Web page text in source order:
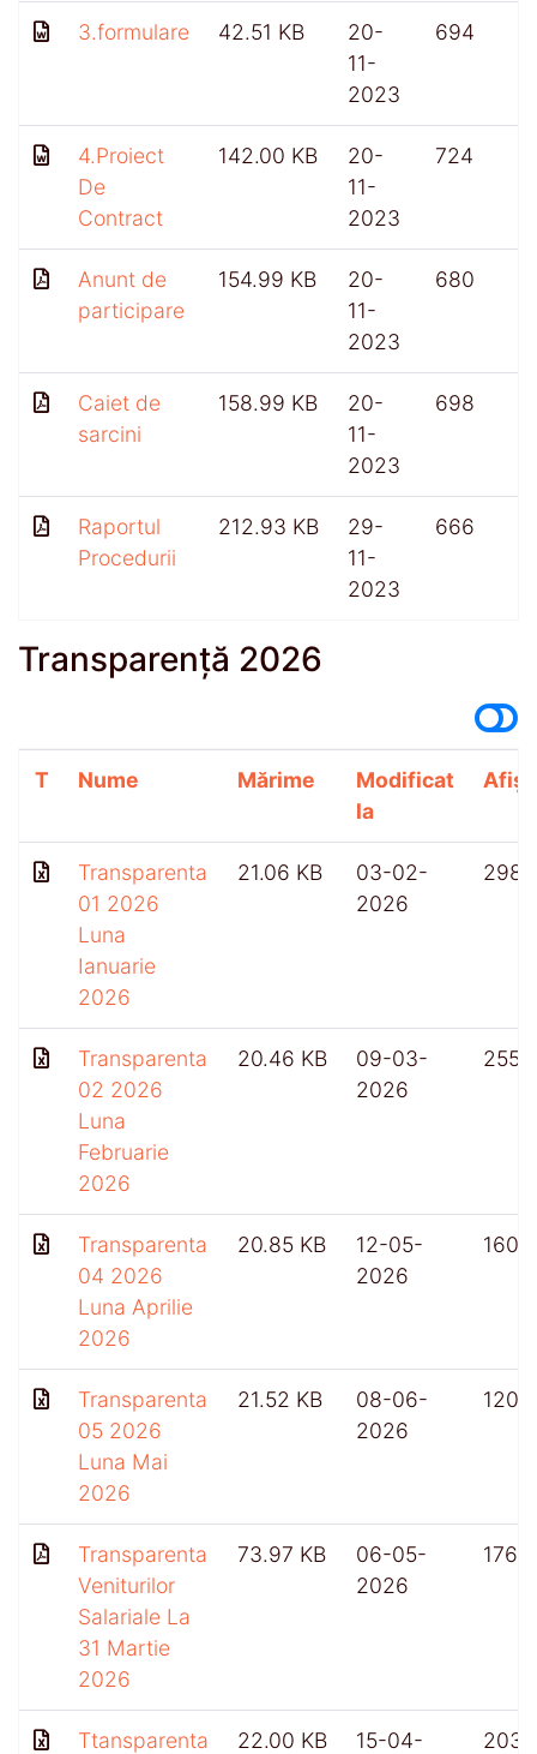
3.formulare 42.51 KB
20-
11-
2023
694
4.Proiect
De
Contract
142.00 KB
20-
11-
2023
724
Anunt de
participare
154.99 KB
20-
11-
2023
680
Caiet de
sarcini
158.99 KB
20-
11-
2023
698
Raportul
Procedurii
212.93 KB
29-
11-
2023
666
Transparență 2026
T Nume Mărime
Modificat
la
Transparenta
01 2026
Luna
Ianuarie
2026
21.06 KB
03-02-
2026
298
Transparenta
02 2026
Luna
Februarie
2026
20.46 KB
09-03-
2026
255
Transparenta
04 2026
Luna Aprilie
2026
20.85 KB
12-05-
2026
160
Transparenta
05 2026
Luna Mai
2026
21.52 KB
08-06-
2026
120
Transparenta
Veniturilor
Salariale La
31 Martie
2026
73.97 KB
06-05-
2026
176
Ttansparenta
22.00 KB
15-04-
203